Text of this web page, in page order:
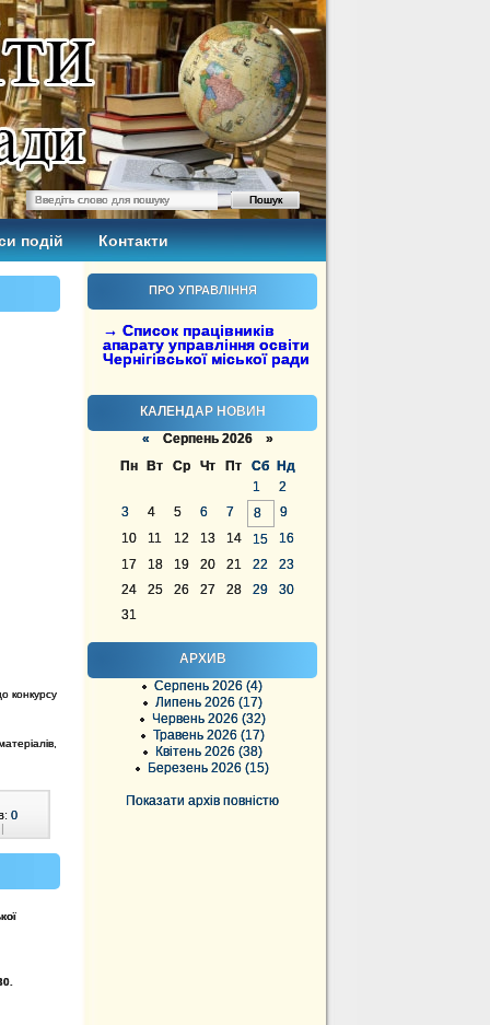
подій Контакти
ПРО УПРАВЛІННЯ
→ Список працівників
апарату управління освіти
Чернігівської міської ради
КАЛЕНДАР НОВИН
« Серпень 2026 »
Пн
Вт Ср Чт Пт Сб
Нд
1
2
3
4 5 6 7 8
9
10
11 12 13 14 15
16
17
18 19 20 21 22
23
24
25 26 27 28 29
30
31
АРХИВ
Серпень 2026 (4)
Липень 2026 (17)
Червень 2026 (32)
Травень 2026 (17)
Квітень 2026 (38)
Березень 2026 (15)
Показати архів повністю
конкурсу
0
|